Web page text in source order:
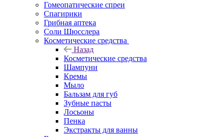
Гомеопатические спреи
Спагирики
Грибная аптека
Соли Шюсслера
Косметические средства
Назад
Косметические средства
Шампуни
Кремы
Мыло
Бальзам для губ
Зубные пасты
Лосьоны
Пенка
Экстракты для ванны